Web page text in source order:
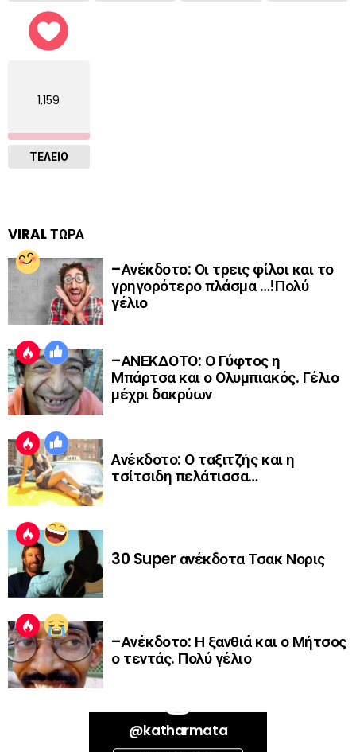
1,159
ΤΕΛΕΙΟ
VIRAL ΤΩΡΑ
–Ανέκδοτο: Οι τρεις φίλοι και το
γρηγορότερο πλάσμα …!Πολύ
γέλιο
–ΑΝΕΚΔΟΤΟ: Ο Γύφτος η
Μπάρτσα και ο Ολυμπιακός. Γέλιο
μέχρι δακρύων
Ανέκδοτο: Ο ταξιτζής και η
τσίτσιδη πελάτισσα…
30 Super ανέκδοτα Τσακ Νορις
–Ανέκδοτο: Η ξανθιά και ο Μήτσος
ο τεντάς. Πολύ γέλιο
Thursday, 06-Aug-26 13:14:09 PDT. The current time is Friday, 07-Aug-
@katharmata